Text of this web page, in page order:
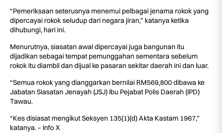
“Pemeriksaan seterusnya menemui pelbagai jenama rokok yang
dipercayai rokok seludup dari negara jiran,” katanya ketika
dihubungi, hari ini.
Menurutnya, siasatan awal dipercayai juga bangunan itu
dijadikan sebagai tempat pemunggahan sementara sebelum
rokok itu diambil dan dijual ke pasaran sekitar daerah ini dan luar.
“Semua rokok yang dianggarkan bernilai RM569,800 dibawa ke
Jabatan Siasatan Jenayah (JSJ) Ibu Pejabat Polis Daerah (IPD)
Tawau.
“Kes disiasat mengikut Seksyen 135(1)(d) Akta Kastam 1967,”
katanya. – Info X